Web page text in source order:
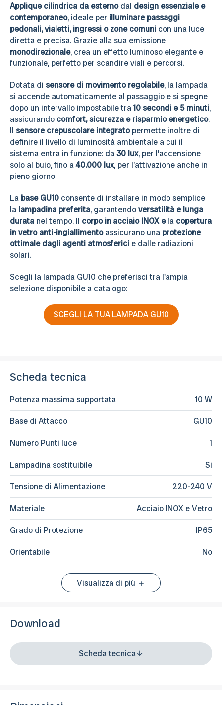
Scheda tecnica
Potenza massima supportata 10 W
Base di Attacco GU10
Numero Punti luce 1
Lampadina sostituibile Si
Tensione di Alimentazione 220-240 V
Materiale Acciaio INOX e Vetro
Grado di Protezione IP65
Orientabile No
Visualizza di più
Download
Scheda tecnica
Applique cilindrica da esternodal design essenziale e
contemporaneo, ideale per illuminare passaggi
pedonali, vialetti, ingressi o zone comuni con una luce
diretta e precisa. Grazie alla sua emissione
monodirezionale, crea un effetto luminoso elegante e
funzionale, perfetto per scandire viali e percorsi.
Dotata di sensore di movimento regolabile, la lampada
si accende automaticamente al passaggio e si spegne
dopo un intervallo impostabile tra10 secondi e 5 minuti,
assicurando comfort, sicurezza e risparmio energetico.
Il sensore crepuscolare integratopermette inoltre di
definire il livello di luminosità ambientale a cui il
sistema entra in funzione: da30 lux, per l’accensione
solo al buio, fino a40.000 lux, per l’attivazione anche in
pieno giorno.
La base GU10 consente di installare in modo semplice
la lampadina preferita, garantendoversatilità e lunga
durata nel tempo. Il corpo in acciaio INOX ela copertura
in vetro anti-ingiallimentoassicurano una protezione
ottimale dagli agenti atmosferici e dalle radiazioni
solari.
Scegli la lampada GU10 che preferisci tra l'ampia
selezione disponibile a catalogo:
SCEGLI LA TUA LAMPADA GU10